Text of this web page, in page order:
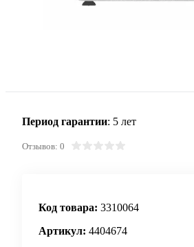
Период гарантии: 5 лет
Отзывов: 0
Код товара: 3310064
Артикул: 4404674